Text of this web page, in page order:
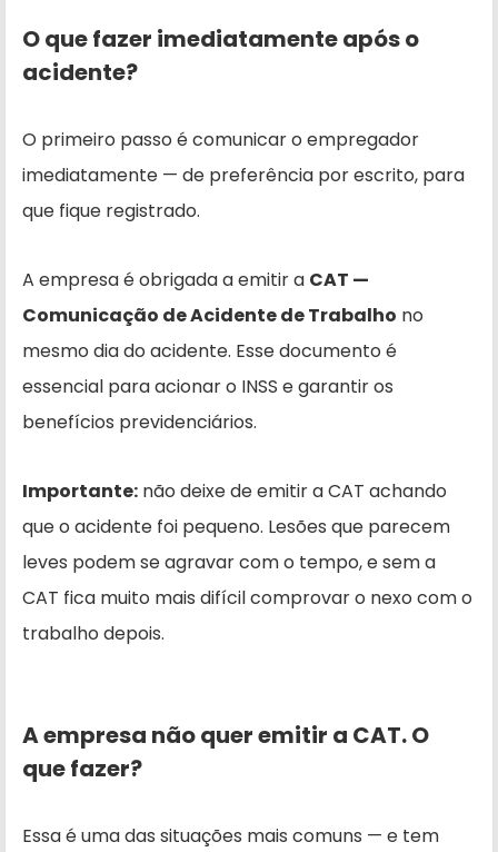
O que fazer imediatamente após o
acidente?
O primeiro passo é comunicar o empregador
imediatamente — de preferência por escrito, para
que fique registrado.
A empresa é obrigada a emitir a CAT —
Comunicação de Acidente de Trabalho no
mesmo dia do acidente. Esse documento é
essencial para acionar o INSS e garantir os
benefícios previdenciários.
Importante: não deixe de emitir a CAT achando
que o acidente foi pequeno. Lesões que parecem
leves podem se agravar com o tempo, e sem a
CAT fica muito mais difícil comprovar o nexo com o
trabalho depois.
A empresa não quer emitir a CAT. O
que fazer?
Essa é uma das situações mais comuns — e tem